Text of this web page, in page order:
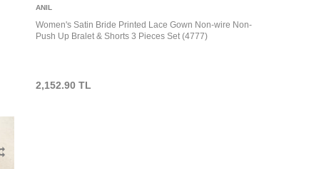
ANIL
Women's Satin Bride Printed Lace Gown Non-wire Non-
Push Up Bralet & Shorts 3 Pieces Set (4777)
2,152.90TL